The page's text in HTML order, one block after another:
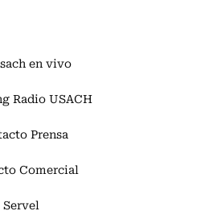
en vivo
Radio USACH
Prensa
Comercial
Servel